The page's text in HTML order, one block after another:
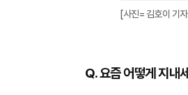
[사진= 김호이 기
Q. 요즘 어떻게 지내